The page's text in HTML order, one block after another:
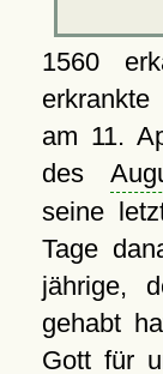
1560
am 11.
des
seine
Tage
jährige,
gehabt
Gott für